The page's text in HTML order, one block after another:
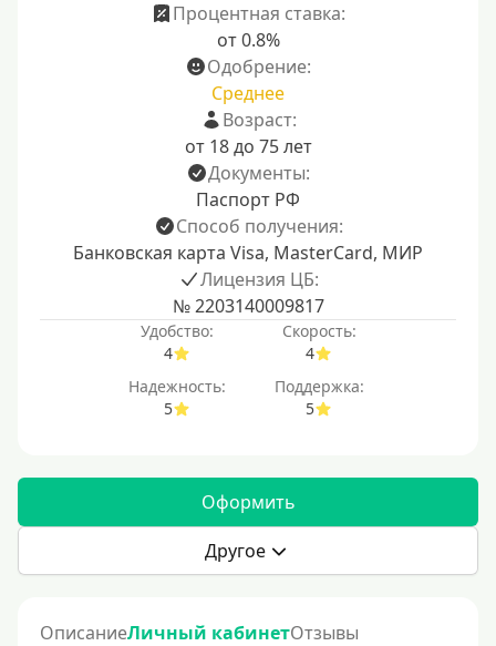
Процентная ставка:
от 0.8%
Одобрение:
Среднее
Возраст:
от 18 до 75 лет
Документы:
Паспорт РФ
Способ получения:
Банковская карта Visa, MasterCard, МИР
Лицензия ЦБ:
№ 2203140009817
Удобство:
4
Скорость:
4
Надежность:
5
Поддержка:
5
Оформить
Другое
ОписаниеЛичный кабинетОтзывы